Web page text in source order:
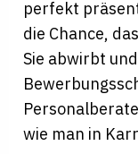
perfekt
die Chance,
Sie abwirbt
wie man in